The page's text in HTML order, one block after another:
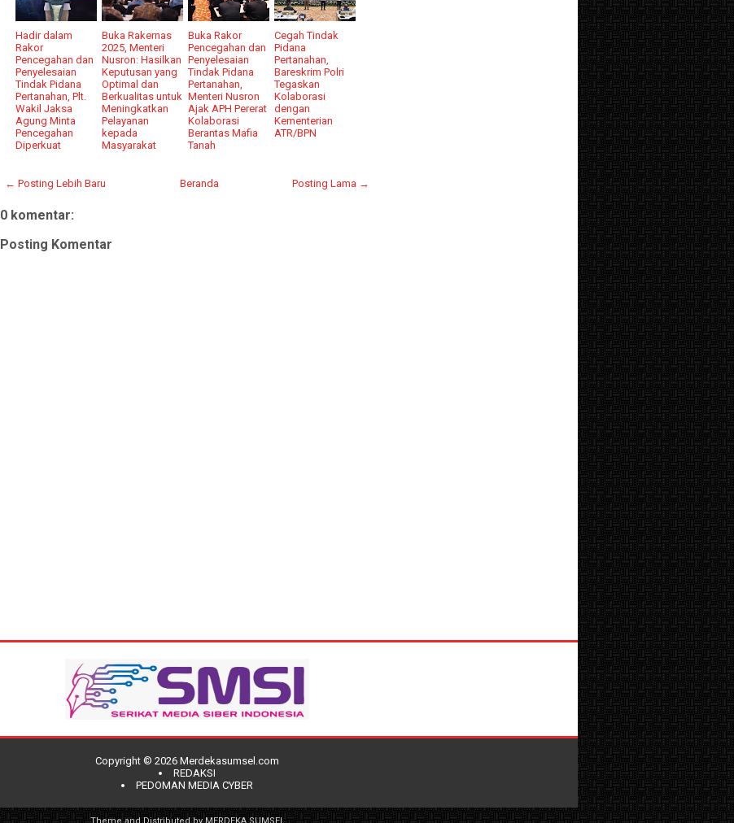
Hadir dalam
Rakor
Pencegahan dan
Penyelesaian
Tindak Pidana
Pertanahan, Plt.
Wakil Jaksa
Agung Minta
Pencegahan
Diperkuat
Buka Rakernas
2025, Menteri
Nusron: Hasilkan
Keputusan yang
Optimal dan
Berkualitas untuk
Meningkatkan
Pelayanan
kepada
Masyarakat
Buka Rakor
Pencegahan dan
Penyelesaian
Tindak Pidana
Pertanahan,
Menteri Nusron
Ajak APH Pererat
Kolaborasi
Berantas Mafia
Tanah
Cegah Tindak
Pidana
Pertanahan,
Bareskrim Polri
Tegaskan
Kolaborasi
dengan
Kementerian
ATR/BPN
← Posting Lebih Baru Posting Lama →
Beranda
0 komentar:
Posting Komentar
Copyright © 2026 Merdekasumsel.com
REDAKSI
PEDOMAN MEDIA CYBER
Theme and Distributed byMERDEKA SUMSEL